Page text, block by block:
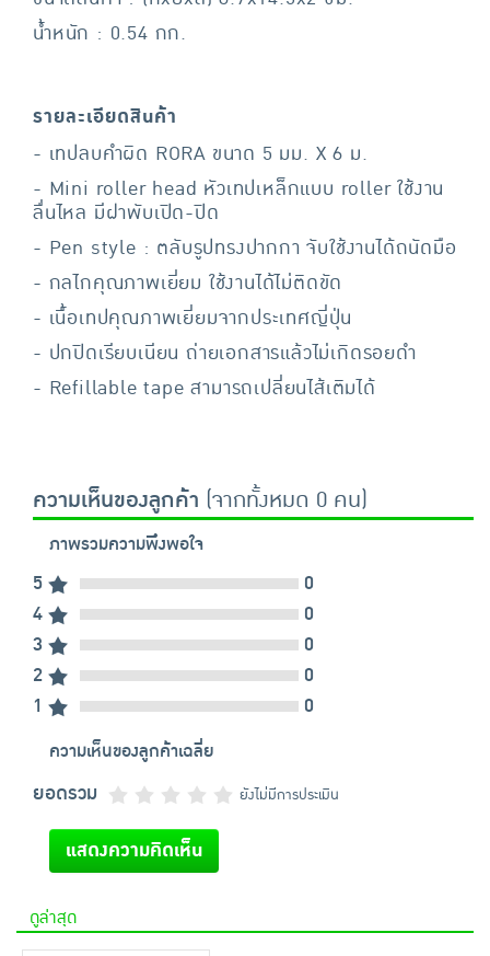
น้ำหนัก : 0.54 กก.
รายละเอียดสินค้า
- เทปลบคำผิด RORA ขนาด 5 มม. X 6 ม.
- Mini roller head หัวเทปเหล็กแบบ roller ใช้งาน
ลื่นไหล มีฝาพับเปิด-ปิด
- Pen style : ตลับรูปทรงปากกา จับใช้งานได้ถนัดมือ
- กลไกคุณภาพเยี่ยม ใช้งานได้ไม่ติดขัด
- เนื้อเทปคุณภาพเยี่ยมจากประเทศญี่ปุ่น
- ปกปิดเรียบเนียน ถ่ายเอกสารแล้วไม่เกิดรอยดำ
- Refillable tape สามารถเปลี่ยนไส้เติมได้
ความเห็นของลูกค้า (จากทั้งหมด 0 คน)
ภาพรวมความพึงพอใจ
5
0
4
0
3
0
2
0
1
0
ความเห็นของลูกค้าเฉลี่ย
ยอดรวม ยังไม่มีการประเมิน
แสดงความคิดเห็น
ดูล่าสุด